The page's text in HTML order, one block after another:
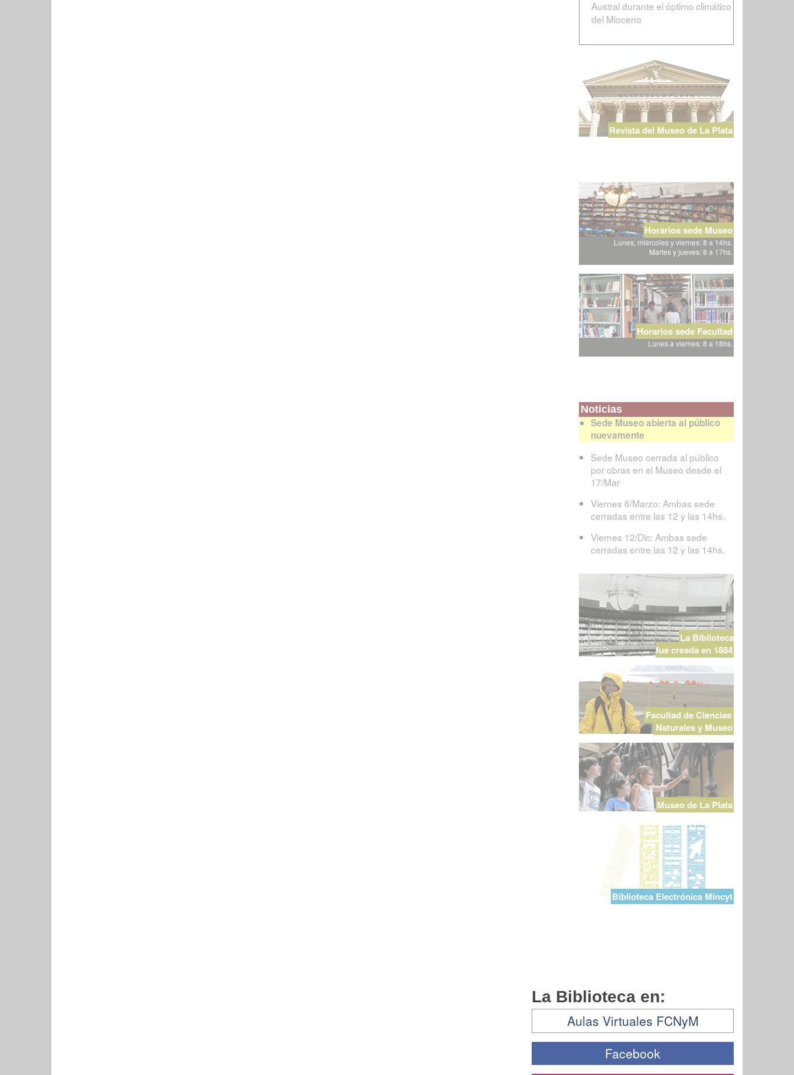
Austral durante el óptimo climático
del Mioceno
Revista del Museo de La Plata
Horarios sede Museo
Lunes, miércoles y viernes: 8 a 14hs.
Martes y jueves: 8 a 17hs.
Horarios sede Facultad
Lunes a viernes: 8 a 18hs.
Noticias
Sede Museo abierta al público
nuevamente
Sede Museo cerrada al público
por obras en el Museo desde el
17/Mar
Viernes 6/Marzo: Ambas sede
cerradas entre las 12 y las 14hs.
Viernes 12/Dic: Ambas sede
cerradas entre las 12 y las 14hs.
La Biblioteca
fue creada en 1884
Facultad de Ciencias
Naturales y Museo
Museo de La Plata
Biblioteca Electrónica Mincyt
La Biblioteca en:
Aulas Virtuales FCNyM
Facebook